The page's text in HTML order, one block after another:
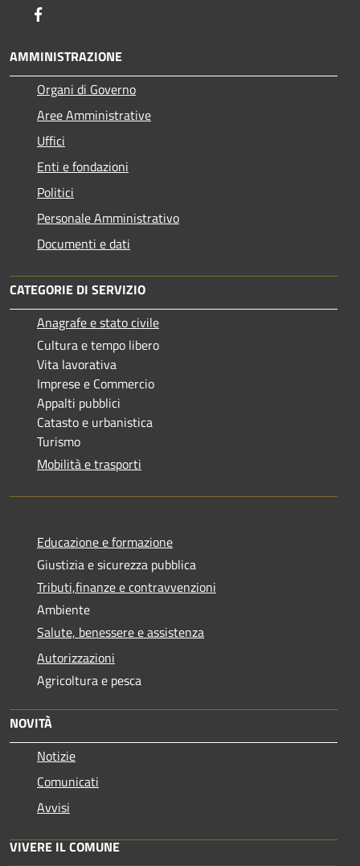
AMMINISTRAZIONE
Organi di Governo
Aree Amministrative
Uffici
Enti e fondazioni
Politici
Personale Amministrativo
Documenti e dati
CATEGORIE DI SERVIZIO
Anagrafe e stato civile
Cultura e tempo libero
Vita lavorativa
Imprese e Commercio
Appalti pubblici
Catasto e urbanistica
Turismo
Mobilità e trasporti
Educazione e formazione
Giustizia e sicurezza pubblica
Tributi,finanze e contravvenzioni
Ambiente
Salute, benessere e assistenza
Autorizzazioni
Agricoltura e pesca
NOVITÀ
Notizie
Comunicati
Avvisi
VIVERE IL COMUNE